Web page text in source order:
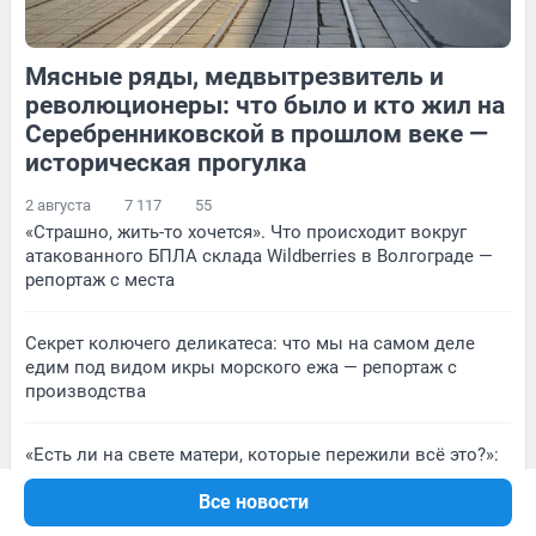
Все новости
Обсудить 13
Мясные ряды, медвытрезвитель и
революционеры: что было и кто жил на
Серебренниковской в прошлом веке —
историческая прогулка
2 августа 7 117 55
«Страшно, жить-то хочется». Что происходит вокруг
атакованного БПЛА склада Wildberries в Волгограде —
репортаж с места
Секрет колючего деликатеса: что мы на самом деле
едим под видом икры морского ежа — репортаж с
производства
«Есть ли на свете матери, которые пережили всё это?»:
репортаж из затопленного села, где стихия убила